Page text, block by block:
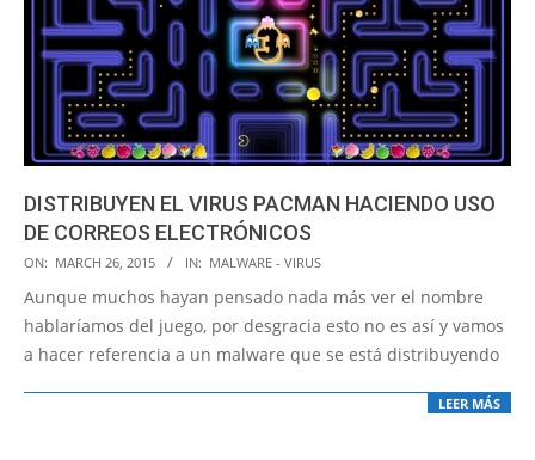
DISTRIBUYEN EL VIRUS PACMAN HACIENDO USO
DE CORREOS ELECTRÓNICOS
2015-
03-
26
ON: MARCH 26, 2015 IN: MALWARE - VIRUS
Aunque muchos hayan pensado nada más ver el nombre
hablaríamos del juego, por desgracia esto no es así y vamos
a hacer referencia a un malware que se está distribuyendo
LEER MÁS